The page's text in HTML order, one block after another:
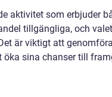
aktivitet som erbjuder
tillgängliga, och
är viktigt att
sina chanser till